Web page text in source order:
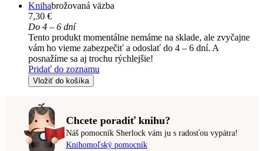
Knihabrožovaná väzba
7,30 €
Do 4 – 6 dní
Tento produkt momentálne nemáme na sklade, ale zvyčajne
vám ho vieme zabezpečiť a odoslať do 4 – 6 dní. A
posnažíme sa aj trochu rýchlejšie!
Pridať do zoznamu
Vložiť do košíka
Chcete poradiť knihu?
Náš pomocník Sherlock vám ju s radosťou vypátra!
Knihomoľský pomocník